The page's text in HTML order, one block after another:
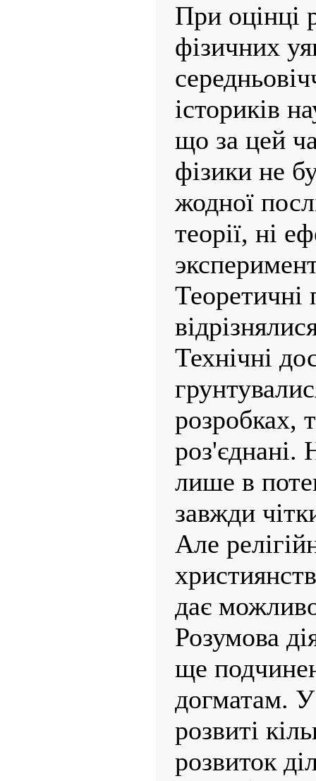
При оцінці
фізичних
істориків
що за цей
фізики не
жодної
теорії, ні
Теоретичні
Технічні
розробках,
роз'єднані.
лише в
завжди
Але
дає
Розумова
ще
догматам. У
розвиті
розвиток